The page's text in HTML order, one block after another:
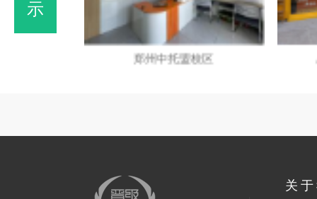
示
郑州中托盟校区
关